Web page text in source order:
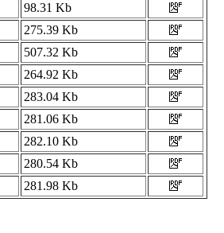
98.31 Kb
275.39 Kb
507.32 Kb
264.92 Kb
283.04 Kb
281.06 Kb
282.10 Kb
280.54 Kb
281.98 Kb